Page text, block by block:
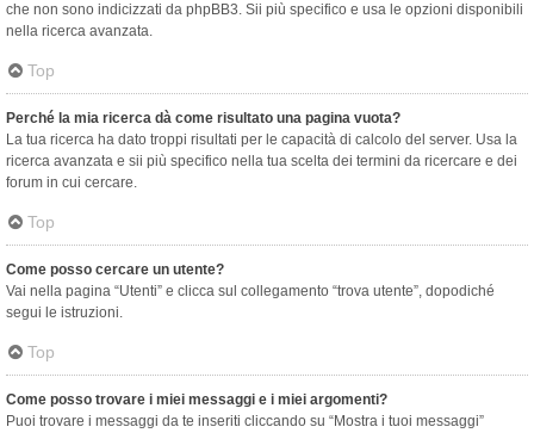
che non sono indicizzati da phpBB3. Sii più specifico e usa le opzioni disponibili
nella ricerca avanzata.
Top
Perché la mia ricerca dà come risultato una pagina vuota?
La tua ricerca ha dato troppi risultati per le capacità di calcolo del server. Usa la
ricerca avanzata e sii più specifico nella tua scelta dei termini da ricercare e dei
forum in cui cercare.
Top
Come posso cercare un utente?
Vai nella pagina “Utenti” e clicca sul collegamento “trova utente”, dopodiché
segui le istruzioni.
Top
Come posso trovare i miei messaggi e i miei argomenti?
Puoi trovare i messaggi da te inseriti cliccando su “Mostra i tuoi messaggi”